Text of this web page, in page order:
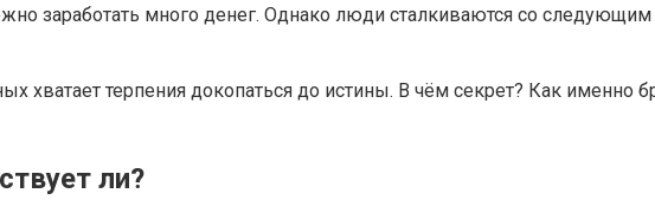
заработать много денег. Однако люди сталкиваются со
хватает терпения докопаться до истины. В чём секрет? Как
ли?